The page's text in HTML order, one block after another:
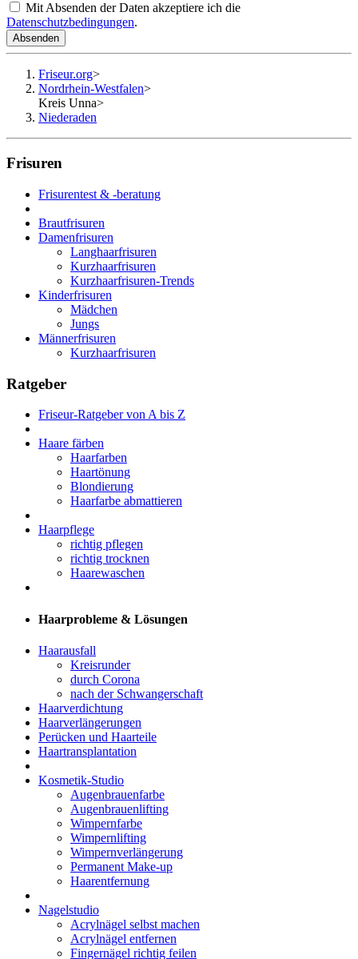
Mit Absenden der Daten akzeptiere ich die
Datenschutzbedingungen.
Absenden
Friseur.org>
Nordrhein-Westfalen>
Kreis Unna>
Niederaden
Frisuren
Frisurentest & -beratung
Brautfrisuren
Damenfrisuren
Langhaarfrisuren
Kurzhaarfrisuren
Kurzhaarfrisuren-Trends
Kinderfrisuren
Mädchen
Jungs
Männerfrisuren
Kurzhaarfrisuren
Ratgeber
Friseur-Ratgeber von A bis Z
Haare färben
Haarfarben
Haartönung
Blondierung
Haarfarbe abmattieren
Haarpflege
richtig pflegen
richtig trocknen
Haarewaschen
Haarprobleme & Lösungen
Haarausfall
Kreisrunder
durch Corona
nach der Schwangerschaft
Haarverdichtung
Haarverlängerungen
Perücken und Haarteile
Haartransplantation
Kosmetik-Studio
Augenbrauenfarbe
Augenbrauenlifting
Wimpernfarbe
Wimpernlifting
Wimpernverlängerung
Permanent Make-up
Haarentfernung
Nagelstudio
Acrylnägel selbst machen
Acrylnägel entfernen
Fingernägel richtig feilen